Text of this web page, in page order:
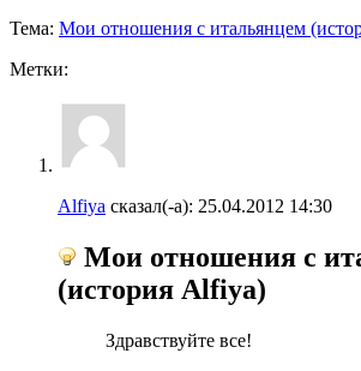
Тема: Мои отношения с итальянцем
Метки:
Alfiya сказал(-а): 25.04.2012 14:30
Мои отношения с
(история Alfiya)
Здравствуйте все!